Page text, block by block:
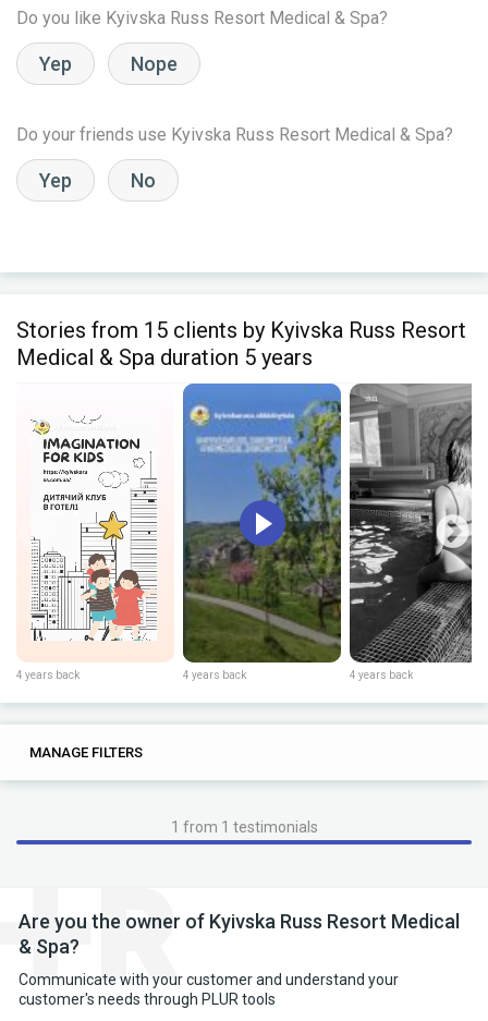
Do you like Kyivska Russ Resort Medical & Spa?
Yep Nope
Do your friends use Kyivska Russ Resort Medical & Spa?
Yep No
Stories from 15 clients by Kyivska Russ Resort
Medical & Spa duration 5 years
4 years back 4 years back 4 years back
TAGS 0
MANAGE FILTERS
1 from 1 testimonials
Are you the owner of Kyivska Russ Resort Medical
& Spa?
Communicate with your customer and understand your
customer's needs through PLUR tools